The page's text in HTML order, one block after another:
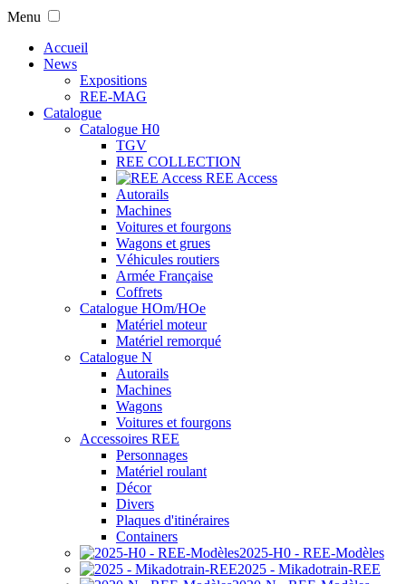
Menu
Accueil
News
Expositions
REE-MAG
Catalogue
Catalogue H0
TGV
REE COLLECTION
REE Access
Autorails
Machines
Voitures et fourgons
Wagons et grues
Véhicules routiers
Armée Française
Coffrets
Catalogue HOm/HOe
Matériel moteur
Matériel remorqué
Catalogue N
Autorails
Machines
Wagons
Voitures et fourgons
Accessoires REE
Personnages
Matériel roulant
Décor
Divers
Plaques d'itinéraires
Containers
2025-H0 - REE-Modèles
2025 - Mikadotrain-REE